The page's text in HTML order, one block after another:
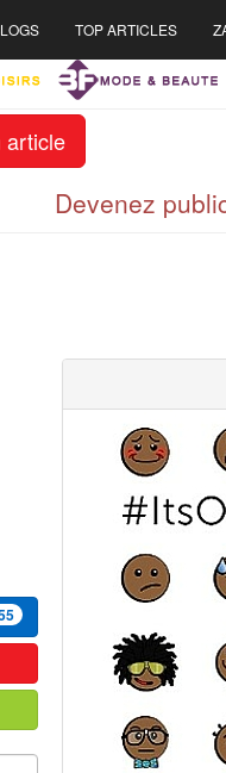
article
TOP ARTICLES
Devenez